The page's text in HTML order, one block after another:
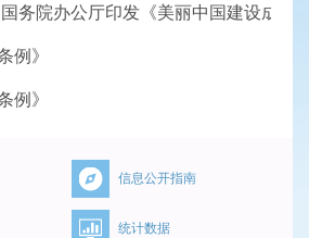
务院办公厅印发《美丽中国建设成效
例》
例》
信息公开指南
统计数据